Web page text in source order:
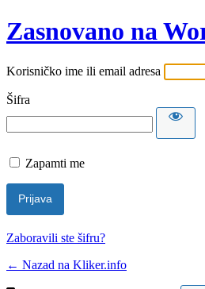
Zasnovano na
Korisničko ime ili email adresa
Šifra
Zapamti me
Zaboravili ste šifru?
← Nazad na Kliker.info